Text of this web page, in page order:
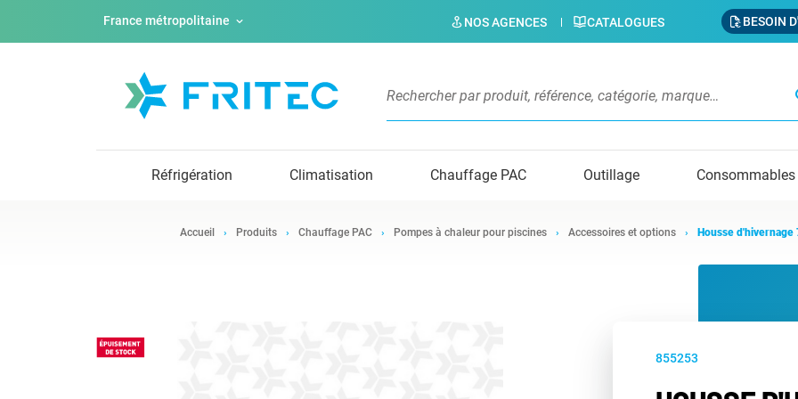
France métropolitaine NOS AGENCES CATALOGUES BESOIN
Réfrigération Climatisation Chauffage PAC Outillage Consommables
Accueil Produits Chauffage PAC Pompes à chaleur pour piscines Accessoires et options Housse
855253